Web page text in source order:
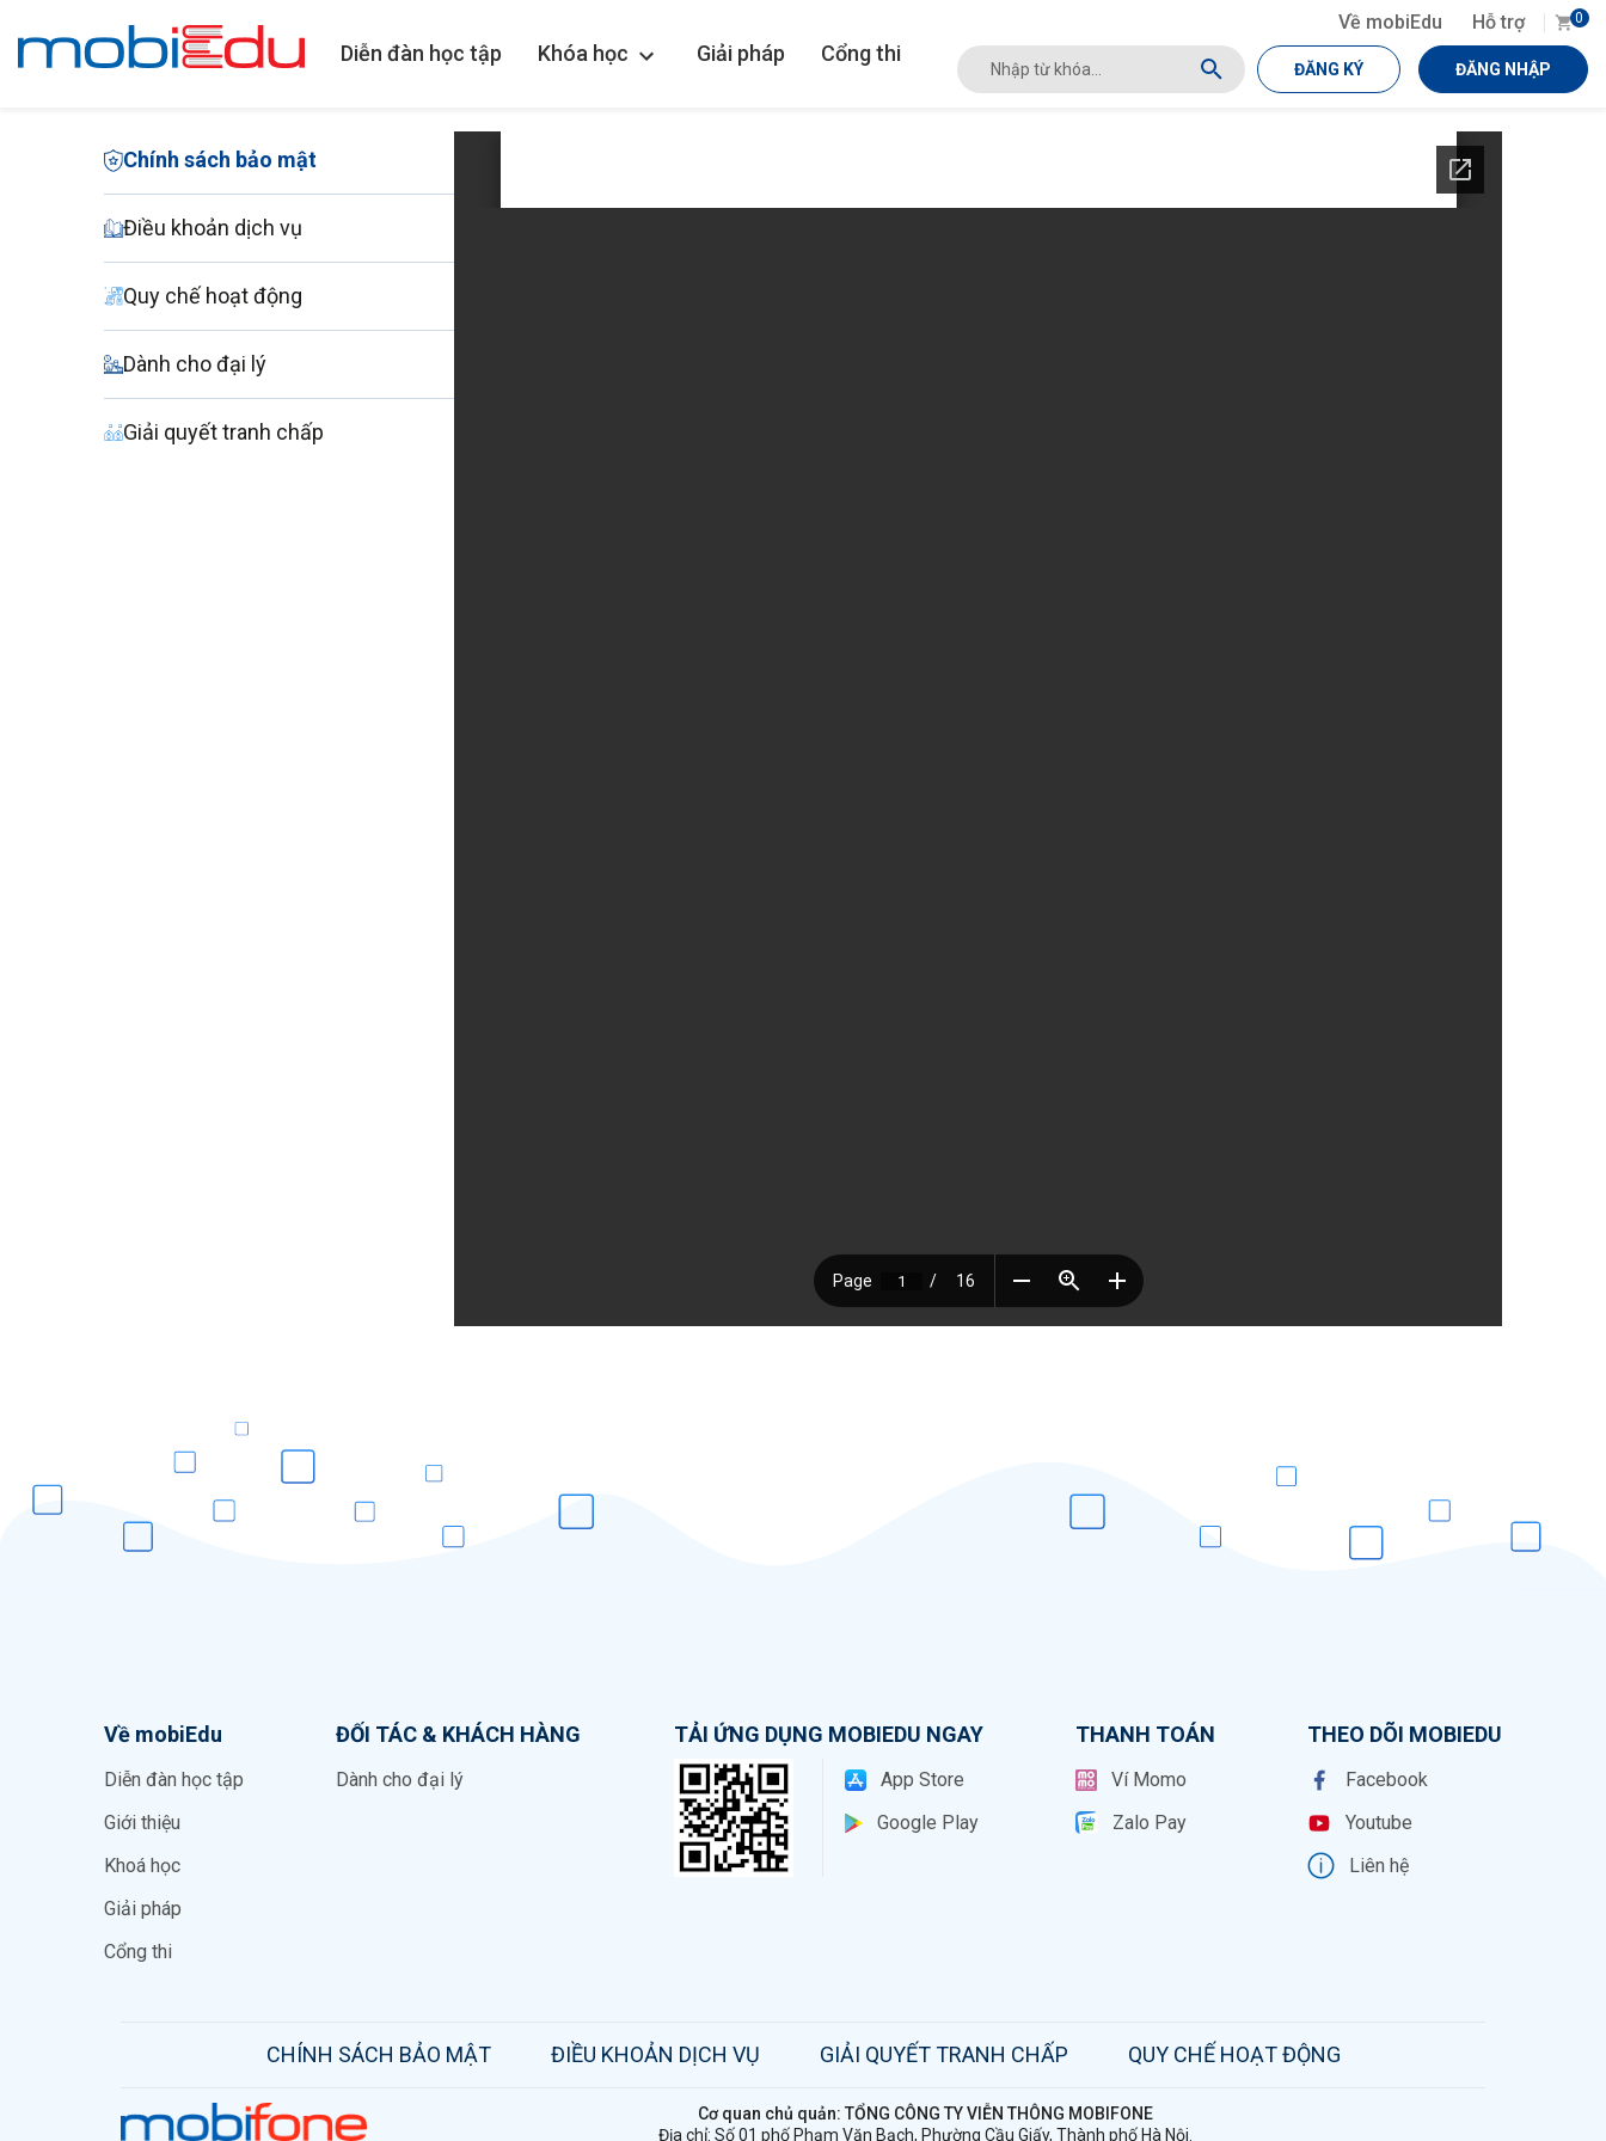
Diễn đàn học tập Khóa học Giải pháp Cổng thi
Về mobiEdu Hỗ trợ 0
ĐĂNG KÝ ĐĂNG NHẬP
Chính sách bảo mật
Điều khoản dịch vụ
Quy chế hoạt động
Dành cho đại lý
Giải quyết tranh chấp
Về mobiEdu
Diễn đàn học tập
Giới thiệu
Khoá học
Giải pháp
Cổng thi
ĐỐI TÁC & KHÁCH HÀNG
Dành cho đại lý
TẢI ỨNG DỤNG MOBIEDU NGAY
App Store
Google Play
THANH TOÁN
Ví Momo
Zalo Pay
THEO DÕI MOBIEDU
Facebook
Youtube
Liên hệ
CHÍNH SÁCH BẢO MẬT ĐIỀU KHOẢN DỊCH VỤ GIẢI QUYẾT TRANH CHẤP QUY CHẾ HOẠT ĐỘNG
Cơ quan chủ quản: TỔNG CÔNG TY VIỄN THÔNG MOBIFONE
Địa chỉ: Số 01 phố Phạm Văn Bạch, Phường Cầu Giấy, Thành phố Hà Nội.